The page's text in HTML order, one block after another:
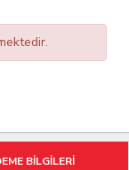
BİLGİLERİ